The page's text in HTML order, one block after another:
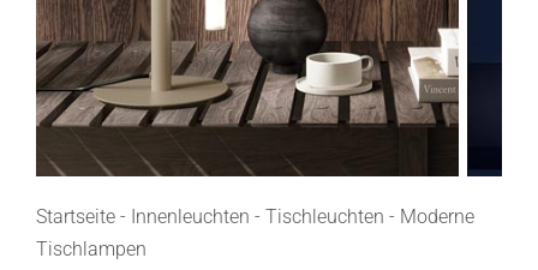
Lichtplanung
Referenzen
Ratgeber
Startseite- Innenleuchten - Tischleuchten - Moderne
Tischlampen